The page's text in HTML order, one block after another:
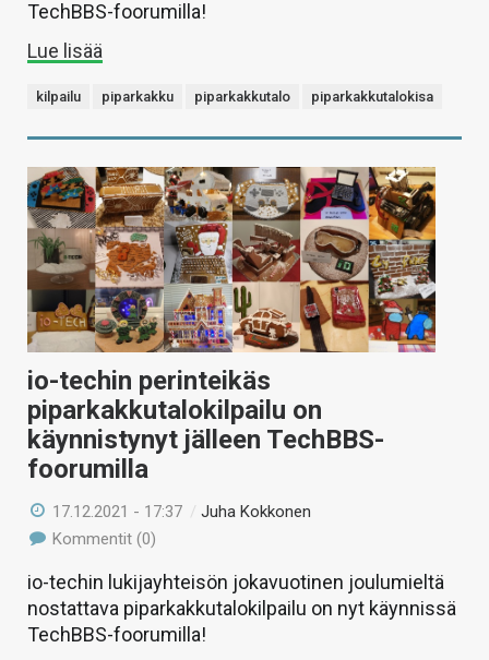
TechBBS-foorumilla!
Lue lisää
kilpailu piparkakku piparkakkutalo piparkakkutalokisa
io-techin perinteikäs
piparkakkutalokilpailu on
käynnistynyt jälleen TechBBS-
foorumilla
17.12.2021 - 17:37 /Juha Kokkonen
Kommentit (0)
io-techin lukijayhteisön jokavuotinen joulumieltä
nostattava piparkakkutalokilpailu on nyt käynnissä
TechBBS-foorumilla!